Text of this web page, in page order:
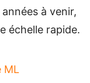
à venir,
échelle rapide.
ML